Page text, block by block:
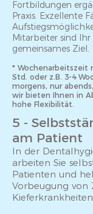
Fortbildungen
Praxis. Exzellente
Mitarbeiter sind
gemeinsames Ziel.
* Wochenarbeitszeit
Std. oder z.B. 3-4
morgens, nur
wir bieten Ihnen in
hohe Flexibilität.
5 -
am Patient
In der
arbeiten Sie
Patienten und
Vorbeugung von